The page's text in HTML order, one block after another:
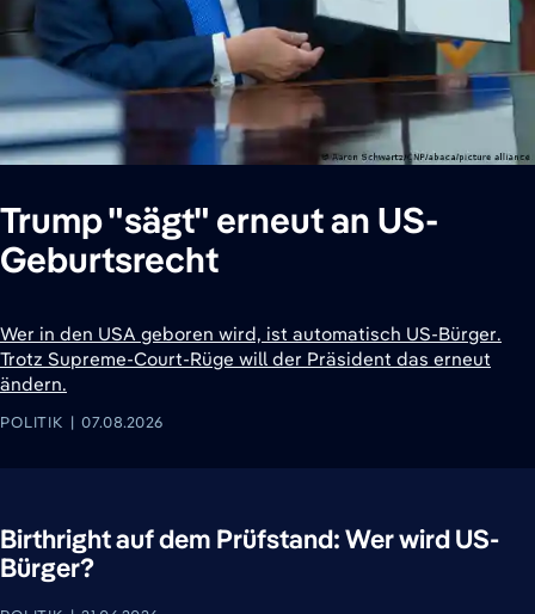
Trump "sägt" erneut an US-
Geburtsrecht
Wer in den USA geboren wird, ist automatisch US-Bürger.
Trotz Supreme-Court-Rüge will der Präsident das erneut
ändern.
POLITIK 07.08.2026
Birthright auf dem Prüfstand: Wer wird US-
Bürger?